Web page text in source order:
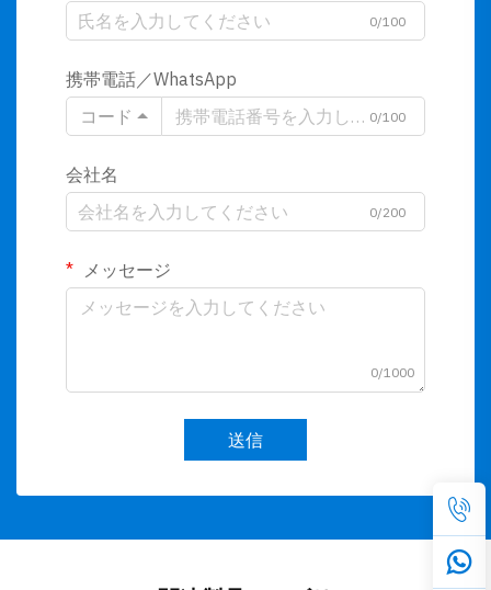
0/100
携帯電話／WhatsApp
コード
0/100
会社名
0/200
メッセージ
0/1000
送信